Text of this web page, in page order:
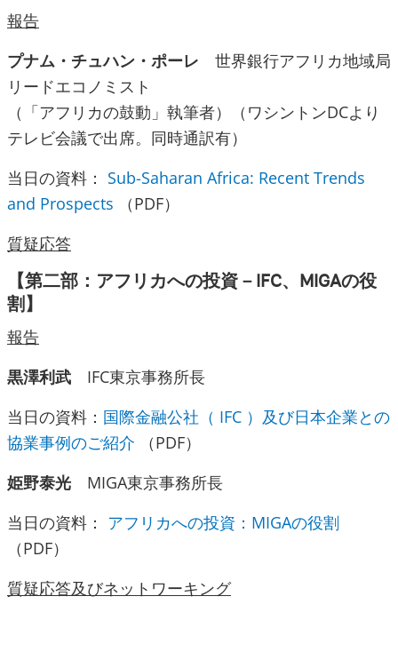
報告
プナム・チュハン・ポーレ 世界銀行アフリカ地域局
リードエコノミスト
（「アフリカの鼓動」執筆者）（ワシントンDCより
テレビ会議で出席。同時通訳有）
当日の資料： Sub-Saharan Africa: Recent Trends
and Prospects （PDF）
質疑応答
【第二部：アフリカへの投資－IFC、MIGAの役
割】
報告
黒澤利武 IFC東京事務所長
当日の資料： 国際金融公社（ IFC ）及び日本企業との
協業事例のご紹介 （PDF）
姫野泰光 MIGA東京事務所長
当日の資料： アフリカへの投資：MIGAの役割
（PDF）
質疑応答及びネットワーキング